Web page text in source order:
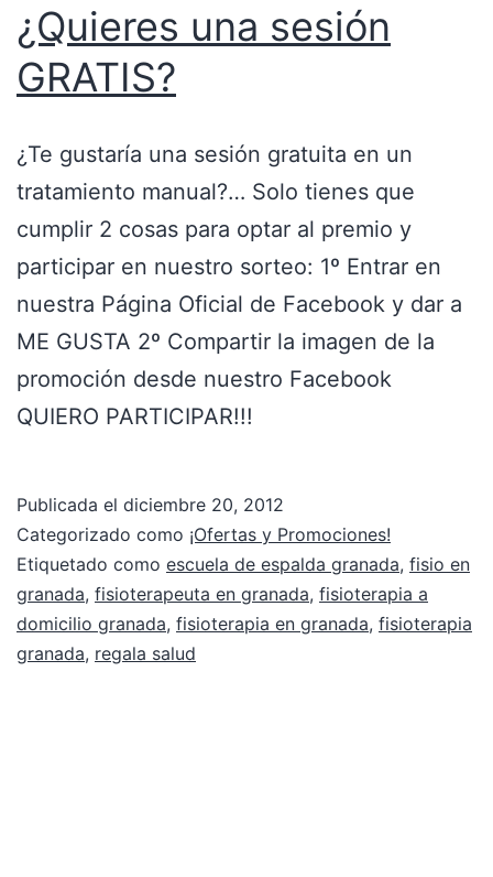
¿Quieres una sesión
GRATIS?
¿Te gustaría una sesión gratuita en un
tratamiento manual?… Solo tienes que
cumplir 2 cosas para optar al premio y
participar en nuestro sorteo: 1º Entrar en
nuestra Página Oficial de Facebook y dar a
ME GUSTA 2º Compartir la imagen de la
promoción desde nuestro Facebook
QUIERO PARTICIPAR!!!
Publicada el diciembre 20, 2012
Categorizado como ¡Ofertas y Promociones!
Etiquetado como escuela de espalda granada, fisio en
granada, fisioterapeuta en granada, fisioterapia a
domicilio granada, fisioterapia en granada, fisioterapia
granada, regala salud